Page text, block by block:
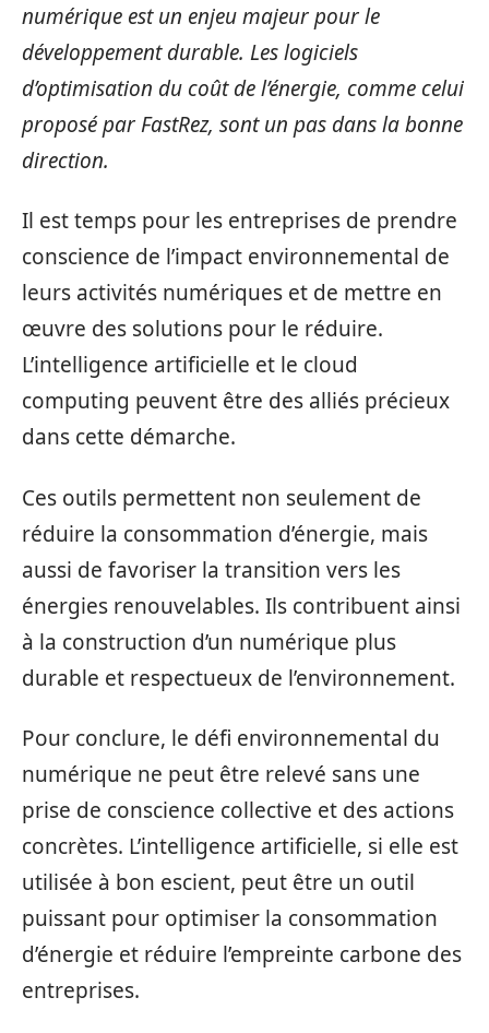
numérique est un enjeu majeur pour le
développement durable. Les logiciels
d’optimisation du coût de l’énergie, comme celui
proposé par FastRez, sont un pas dans la bonne
direction.
Il est temps pour les entreprises de prendre
conscience de l’impact environnemental de
leurs activités numériques et de mettre en
œuvre des solutions pour le réduire.
L’intelligence artificielle et le cloud
computing peuvent être des alliés précieux
dans cette démarche.
Ces outils permettent non seulement de
réduire la consommation d’énergie, mais
aussi de favoriser la transition vers les
énergies renouvelables. Ils contribuent ainsi
à la construction d’un numérique plus
durable et respectueux de l’environnement.
Pour conclure, le défi environnemental du
numérique ne peut être relevé sans une
prise de conscience collective et des actions
concrètes. L’intelligence artificielle, si elle est
utilisée à bon escient, peut être un outil
puissant pour optimiser la consommation
d’énergie et réduire l’empreinte carbone des
entreprises.